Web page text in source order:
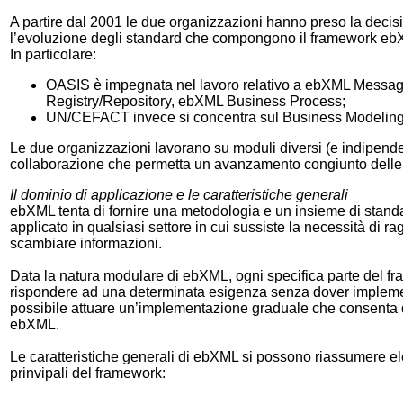
A partire dal 2001 le due organizzazioni hanno preso la
l’evoluzione degli standard che compongono il framework
In particolare:
OASIS è impegnata nel lavoro relativo a ebXML
Registry/Repository, ebXML Business Process;
UN/CEFACT invece si concentra sul Business
Le due organizzazioni lavorano su moduli diversi (e
collaborazione che permetta un avanzamento congiunto
Il dominio di applicazione e le caratteristiche generali
ebXML tenta di fornire una metodologia e un insieme di
applicato in qualsiasi settore in cui sussiste la necessità di
scambiare informazioni.
Data la natura modulare di ebXML, ogni specifica parte del
rispondere ad una determinata esigenza senza dover
possibile attuare un’implementazione graduale che
ebXML.
Le caratteristiche generali di ebXML si possono riassumere
prinvipali del framework: